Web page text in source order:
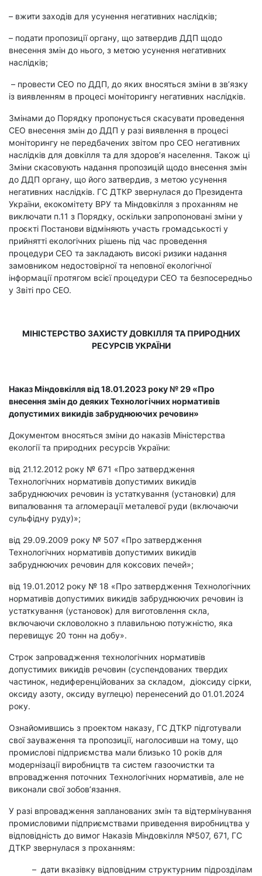
– вжити заходів для усунення негативних наслідків;
– подати пропозиції органу, що затвердив ДДП щодо
внесення змін до нього, з метою усунення негативних
наслідків;
– провести СЕО по ДДП, до яких вносяться зміни в зв’язку
із виявленням в процесі моніторингу негативних наслідків.
Змінами до Порядку пропонується скасувати проведення
СЕО внесення змін до ДДП у разі виявлення в процесі
моніторингу не передбачених звітом про СЕО негативних
наслідків для довкілля та для здоров’я населення. Також ці
Зміни скасовують надання пропозицій щодо внесення змін
до ДДП органу, що його затвердив, з метою усунення
негативних наслідків. ГС ДТКР звернулася до Президента
України, екокомітету ВРУ та Міндовкілля з проханням не
виключати п.11 з Порядку, оскільки запропоновані зміни у
проєкті Постанови відміняють участь громадськості у
прийнятті екологічних рішень під час проведення
процедури СЕО та закладають високі ризики надання
замовником недостовірної та неповної екологічної
інформації протягом всієї процедури СЕО та безпосередньо
у Звіті про СЕО.
МІНІСТЕРСТВО ЗАХИСТУ ДОВКІЛЛЯ ТА ПРИРОДНИХ
РЕСУРСІВ УКРАЇНИ
Наказ Міндовкілля від18.01.2023 року № 29 «Про
внесення змін до деяких Технологічних нормативів
допустимих викидів забруднюючих речовин»
Документом вносяться зміни до наказів Міністерства
екології та природних ресурсів України:
від 21.12.2012 року № 671 «Про затвердження
Технологічних нормативів допустимих викидів
забруднюючих речовин із устаткування (установки) для
випалювання та агломерації металевої руди (включаючи
сульфідну руду)»;
від 29.09.2009 року № 507 «Про затвердження
Технологічних нормативів допустимих викидів
забруднюючих речовин для коксових печей»;
від 19.01.2012 року № 18 «Про затвердження Технологічних
нормативів допустимих викидів забруднюючих речовин із
устаткування (установок) для виготовлення скла,
включаючи скловолокно з плавильною потужністю, яка
перевищує 20 тонн на добу».
Строк запровадження технологічних нормативів
допустимих викидів речовин (суспендованих твердих
частинок, недиференційованих за складом, діоксиду сірки,
оксиду азоту, оксиду вуглецю) перенесений до 01.01.2024
року.
Ознайомившись з проектом наказу, ГС ДТКР підготували
свої зауваження та пропозиції, наголосивши на тому, що
промислові підприємства мали близько 10 років для
модернізації виробництв та систем газоочистки та
впровадження поточних Технологічних нормативів, але не
виконали свої зобов’язання.
У разі впровадження запланованих змін та відтермінування
промисловими підприємствами приведення виробництва у
відповідність до вимог Наказів Міндовкілля №507, 671, ГС
ДТКР звернулася з проханням:
– дати вказівку відповідним структурним підрозділам